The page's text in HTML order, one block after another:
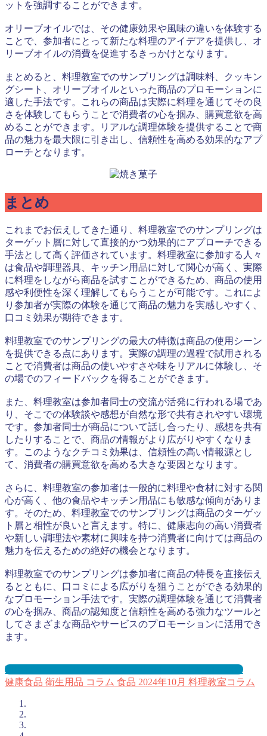
ットを強調することができます。
オリーブオイルでは、その健康効果や風味の違いを体験する
ことで、参加者にとって新たな料理のアイデアを提供し、オ
リーブオイルの消費を促進するきっかけとなります。
まとめると、料理教室でのサンプリングは調味料、クッキン
グシート、オリーブオイルといった商品のプロモーションに
適した手法です。これらの商品は実際に料理を通じてその良
さを体験してもらうことで消費者の心を掴み、購買意欲を高
めることができます。リアルな調理体験を提供することで商
品の魅力を最大限に引き出し、信頼性を高める効果的なアプ
ローチとなります。
まとめ
これまでお伝えしてきた通り、料理教室でのサンプリングは
ターゲット層に対して直接的かつ効果的にアプローチできる
手法として高く評価されています。料理教室に参加する人々
は食品や調理器具、キッチン用品に対して関心が高く、実際
に料理をしながら商品を試すことができるため、商品の使用
感や利便性を深く理解してもらうことが可能です。これによ
り参加者が実際の体験を通じて商品の魅力を実感しやすく、
口コミ効果が期待できます。
料理教室でのサンプリングの最大の特徴は商品の使用シーン
を提供できる点にあります。実際の調理の過程で試用される
ことで消費者は商品の使いやすさや味をリアルに体験し、そ
の場でのフィードバックを得ることができます。
また、料理教室は参加者同士の交流が活発に行われる場であ
り、そこでの体験談や感想が自然な形で共有されやすい環境
です。参加者同士が商品について話し合ったり、感想を共有
したりすることで、商品の情報がより広がりやすくなりま
す。このようなクチコミ効果は、信頼性の高い情報源とし
て、消費者の購買意欲を高める大きな要因となります。
さらに、料理教室の参加者は一般的に料理や食材に対する関
心が高く、他の食品やキッチン用品にも敏感な傾向がありま
す。そのため、料理教室でのサンプリングは商品のターゲッ
ト層と相性が良いと言えます。特に、健康志向の高い消費者
や新しい調理法や素材に興味を持つ消費者に向けては商品の
魅力を伝えるための絶好の機会となります。
料理教室でのサンプリングは参加者に商品の特長を直接伝え
るとともに、口コミによる広がりを狙うことができる効果的
なプロモーション手法です。実際の調理体験を通じて消費者
の心を掴み、商品の認知度と信頼性を高める強力なツールと
してさまざまな商品やサービスのプロモーションに活用でき
ます。
料理教室サンプリングとは？メリット３選と事例を紹介
健康食品 衛生用品 コラム 食品 2024年10月 料理教室コラム